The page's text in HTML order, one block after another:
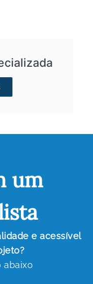
um
e acessível
abaixo